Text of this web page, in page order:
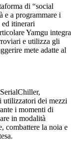
di “social
e a programmare i
ed itinerari
Yamgu integra
e utilizza gli
mete adatte al
utilizzatori dei mezzi
i momenti di
in modalità
combattere la noia e